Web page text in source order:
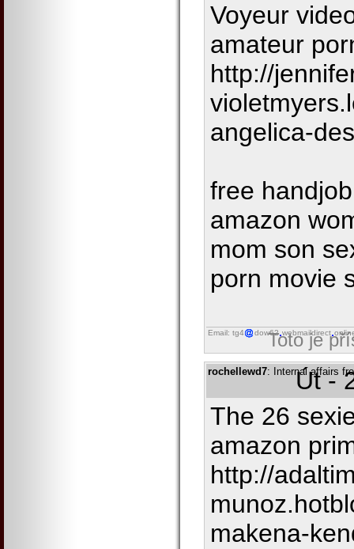
Voyeur
amateur
http://
angelica-
free
amazon
mom son
porn movie
Email: tg4 dow62 webmaildirect
Toto je
rochellewd7: Internal affairs
Út -
The 26
amazon
http://
makena-